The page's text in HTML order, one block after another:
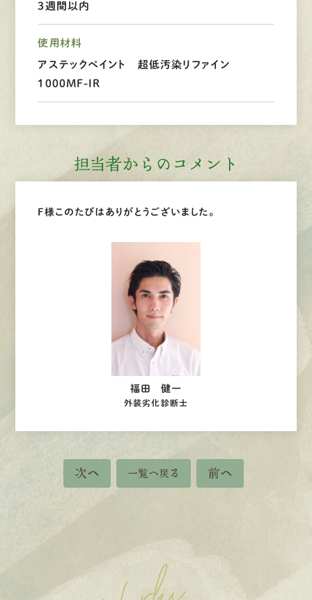
LINEでお手軽相談
3週間以内
使用材料
アステックペイント 超低汚染リファイン
1000MF-IR
担当者からのコメント
F様このたびはありがとうございました。
福田 健一
外装劣化診断士
次へ 一覧へ戻る 前へ